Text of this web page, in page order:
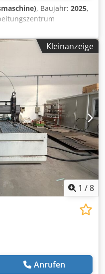
, Baujahr: 2025,
3.100 mm Max.
320 mm Chedpewd
mm Glasdicke: 4-15 mm
mit je 2
kW 0-12.000 U/Min -
- Rückbohreinheit
Kleinanzeige
1 /8
Anrufen